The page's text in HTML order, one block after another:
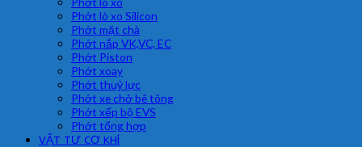
Phớt lò xo Silicon
Phớt mặt chà
Phớt nắp VK,VC, EC
Phớt Piston
Phớt xoay
Phớt thuỷ lực
Phớt xe chở bê tông
Phớt xếp bộ EVS
Phớt tổng hợp
VẬT TƯ CƠ KHÍ